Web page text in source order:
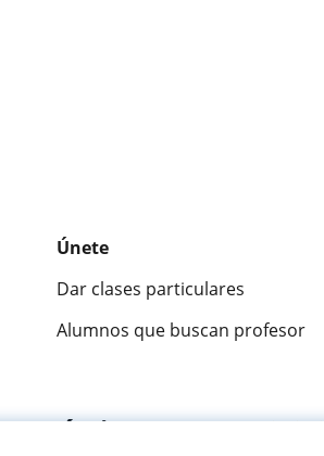
Únete
Dar clases particulares
Alumnos que buscan profesor
Fantástica 9,5/10